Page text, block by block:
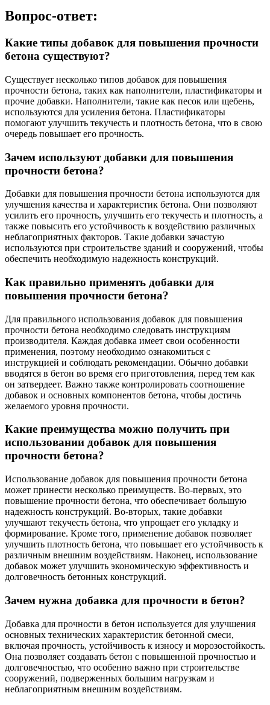
Вопрос-ответ:
Какие типы добавок для повышения прочности
бетона существуют?
Существует несколько типов добавок для повышения
прочности бетона, таких как наполнители, пластификаторы и
прочие добавки. Наполнители, такие как песок или щебень,
используются для усиления бетона. Пластификаторы
помогают улучшить текучесть и плотность бетона, что в свою
очередь повышает его прочность.
Зачем используют добавки для повышения
прочности бетона?
Добавки для повышения прочности бетона используются для
улучшения качества и характеристик бетона. Они позволяют
усилить его прочность, улучшить его текучесть и плотность, а
также повысить его устойчивость к воздействию различных
неблагоприятных факторов. Такие добавки зачастую
используются при строительстве зданий и сооружений, чтобы
обеспечить необходимую надежность конструкций.
Как правильно применять добавки для
повышения прочности бетона?
Для правильного использования добавок для повышения
прочности бетона необходимо следовать инструкциям
производителя. Каждая добавка имеет свои особенности
применения, поэтому необходимо ознакомиться с
инструкцией и соблюдать рекомендации. Обычно добавки
вводятся в бетон во время его приготовления, перед тем как
он затвердеет. Важно также контролировать соотношение
добавок и основных компонентов бетона, чтобы достичь
желаемого уровня прочности.
Какие преимущества можно получить при
использовании добавок для повышения
прочности бетона?
Использование добавок для повышения прочности бетона
может принести несколько преимуществ. Во-первых, это
повышение прочности бетона, что обеспечивает большую
надежность конструкций. Во-вторых, такие добавки
улучшают текучесть бетона, что упрощает его укладку и
формирование. Кроме того, применение добавок позволяет
улучшить плотность бетона, что повышает его устойчивость к
различным внешним воздействиям. Наконец, использование
добавок может улучшить экономическую эффективность и
долговечность бетонных конструкций.
Зачем нужна добавка для прочности в бетон?
Добавка для прочности в бетон используется для улучшения
основных технических характеристик бетонной смеси,
включая прочность, устойчивость к износу и морозостойкость.
Она позволяет создавать бетон с повышенной прочностью и
долговечностью, что особенно важно при строительстве
сооружений, подверженных большим нагрузкам и
неблагоприятным внешним воздействиям.